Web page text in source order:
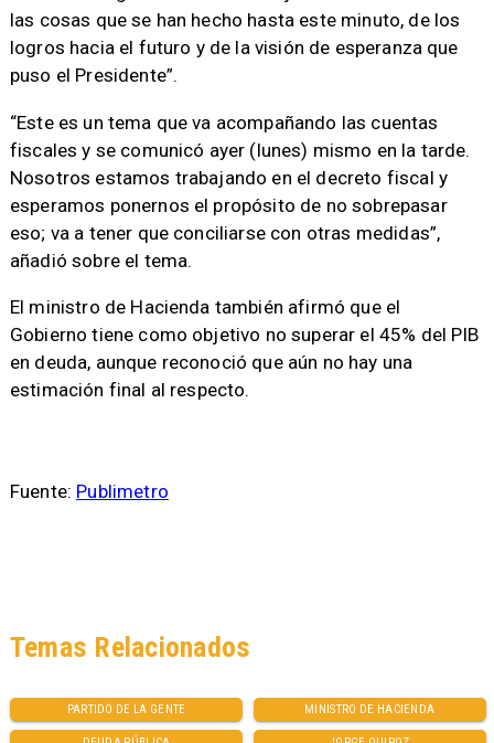
las cosas que se han hecho hasta este minuto, de los
logros hacia el futuro y de la visión de esperanza que
puso el Presidente”.
“Este es un tema que va acompañando las cuentas
fiscales y se comunicó ayer (lunes) mismo en la tarde.
Nosotros estamos trabajando en el decreto fiscal y
esperamos ponernos el propósito de no sobrepasar
eso; va a tener que conciliarse con otras medidas”,
añadió sobre el tema.
El ministro de Hacienda también afirmó que el
Gobierno tiene como objetivo no superar el 45% del PIB
en deuda, aunque reconoció que aún no hay una
estimación final al respecto.
Fuente: Publimetro
PARTIDO DE LA GENTE MINISTRO DE HACIENDA
Temas Relacionados